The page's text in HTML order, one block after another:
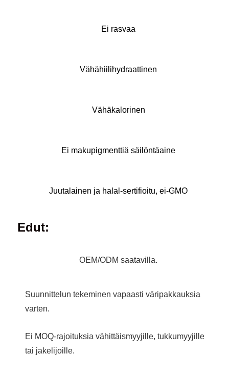
Ei rasvaa
Vähähiilihydraattinen
Vähäkalorinen
Ei makupigmenttiä säilöntäaine
Juutalainen ja halal-sertifioitu, ei-GMO
Edut:
OEM/ODM saatavilla.
Suunnittelun tekeminen vapaasti väripakkauksia
varten.
Ei MOQ-rajoituksia vähittäismyyjille, tukkumyyjille
tai jakelijoille.